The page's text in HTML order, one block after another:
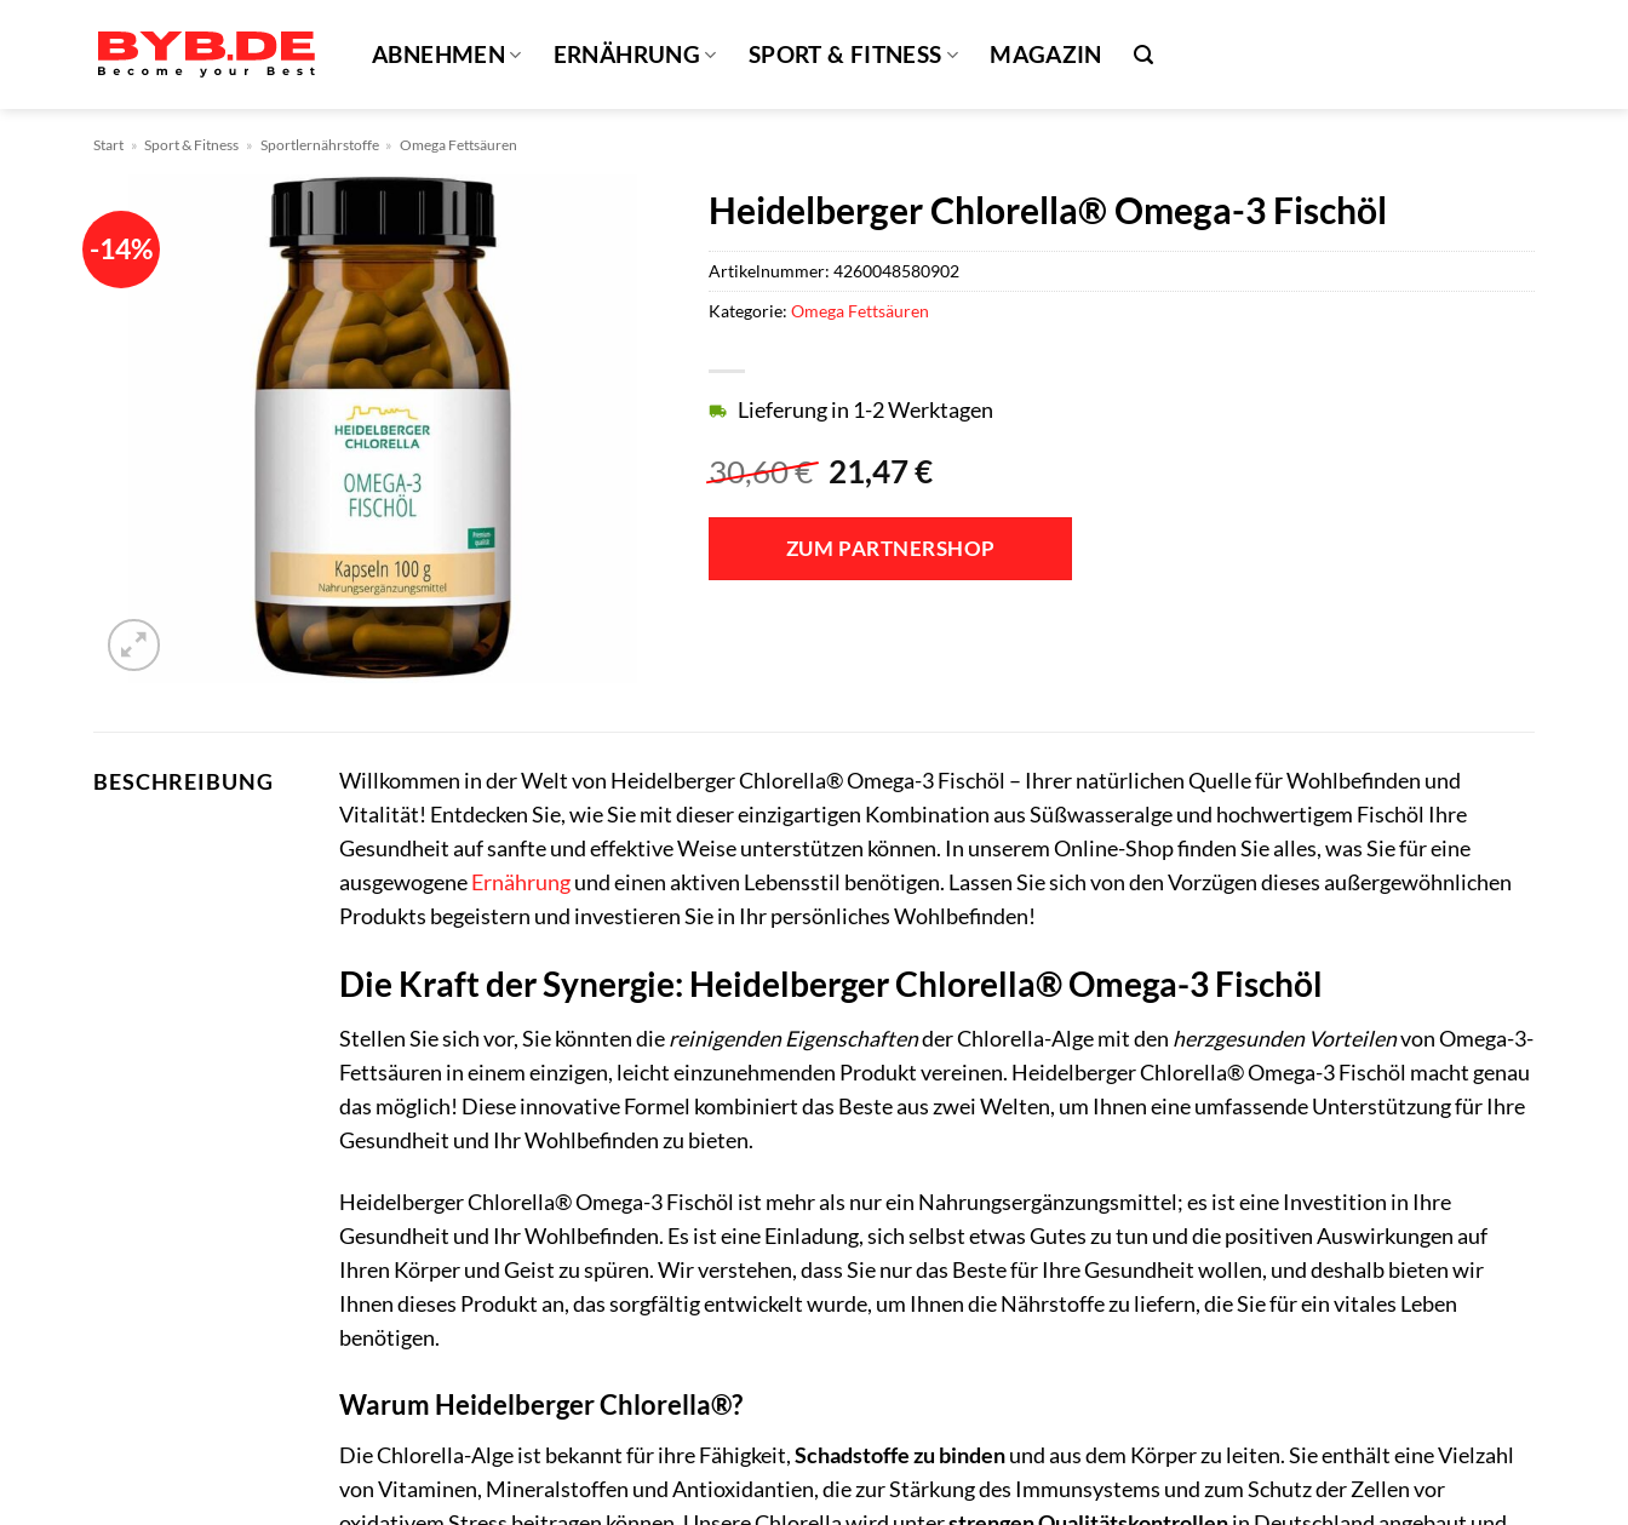
ABNEHMEN ERNÄHRUNG SPORT & FITNESS MAGAZIN
Start » Sport & Fitness » Sportlernährstoffe » Omega Fettsäuren
-14%
Heidelberger Chlorella® Omega-3 Fischöl
30,60€ Ursprünglicher
Preis
war:
30,60 €
21,47€Aktueller
ist:
21,47 €.
Lieferung in 1-2 Werktagen
ZUM PARTNERSHOP
Artikelnummer:4260048580902
Kategorie:Omega Fettsäuren
BESCHREIBUNG
Willkommen in der Welt von Heidelberger Chlorella® Omega-3 Fischöl – Ihrer natürlichen Quelle für Wohlbefinden und
Vitalität! Entdecken Sie, wie Sie mit dieser einzigartigen Kombination aus Süßwasseralge und hochwertigem Fischöl Ihre
Gesundheit auf sanfte und effektive Weise unterstützen können. In unserem Online-Shop finden Sie alles, was Sie für eine
ausgewogeneErnährungund einen aktiven Lebensstil benötigen. Lassen Sie sich von den Vorzügen dieses außergewöhnlichen
Produkts begeistern und investieren Sie in Ihr persönliches Wohlbefinden!
Die Kraft der Synergie: Heidelberger Chlorella® Omega-3 Fischöl
Stellen Sie sich vor, Sie könnten diereinigenden Eigenschaftender Chlorella-Alge mit den herzgesunden Vorteilenvon Omega-3-
Fettsäuren in einem einzigen, leicht einzunehmenden Produkt vereinen. Heidelberger Chlorella® Omega-3 Fischöl macht genau
das möglich! Diese innovative Formel kombiniert das Beste aus zwei Welten, um Ihnen eine umfassende Unterstützung für Ihre
Gesundheit und Ihr Wohlbefinden zu bieten.
Heidelberger Chlorella® Omega-3 Fischöl ist mehr als nur ein Nahrungsergänzungsmittel; es ist eine Investition in Ihre
Gesundheit und Ihr Wohlbefinden. Es ist eine Einladung, sich selbst etwas Gutes zu tun und die positiven Auswirkungen auf
Ihren Körper und Geist zu spüren. Wir verstehen, dass Sie nur das Beste für Ihre Gesundheit wollen, und deshalb bieten wir
Ihnen dieses Produkt an, das sorgfältig entwickelt wurde, um Ihnen die Nährstoffe zu liefern, die Sie für ein vitales Leben
benötigen.
Warum Heidelberger Chlorella®?
Die Chlorella-Alge ist bekannt für ihre Fähigkeit,Schadstoffe zu bindenund aus dem Körper zu leiten. Sie enthält eine Vielzahl
von Vitaminen, Mineralstoffen und Antioxidantien, die zur Stärkung des Immunsystems und zum Schutz der Zellen vor